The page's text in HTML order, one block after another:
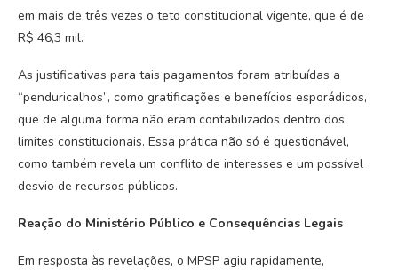
em mais de três vezes o teto constitucional vigente, que é de
R$ 46,3 mil.
As justificativas para tais pagamentos foram atribuídas a
“penduricalhos”, como gratificações e benefícios esporádicos,
que de alguma forma não eram contabilizados dentro dos
limites constitucionais. Essa prática não só é questionável,
como também revela um conflito de interesses e um possível
desvio de recursos públicos.
Reação do Ministério Público e Consequências Legais
Em resposta às revelações, o MPSP agiu rapidamente,